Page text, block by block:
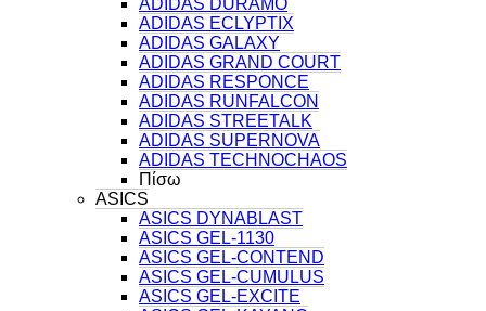
ADIDAS DURAMO
ADIDAS ECLYPTIX
ADIDAS GALAXY
ADIDAS GRAND COURT
ADIDAS RESPONCE
ADIDAS RUNFALCON
ADIDAS STREETALK
ADIDAS SUPERNOVA
ADIDAS TECHNOCHAOS
Πίσω
ASICS
ASICS DYNABLAST
ASICS GEL-1130
ASICS GEL-CONTEND
ASICS GEL-CUMULUS
ASICS GEL-EXCITE